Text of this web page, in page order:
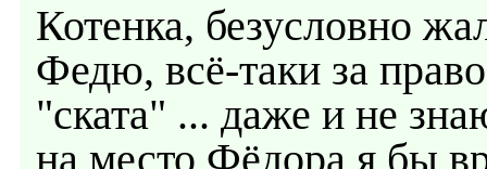
Котенка, безусловно
Федю, всё-таки за
"ската" ... даже и не
на место Фёдора я бы